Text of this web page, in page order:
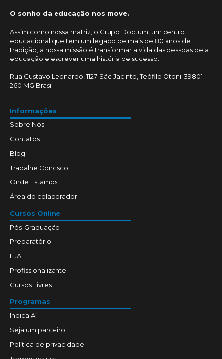
O sonho da educação nos move.
Assim como nossa matriz, o Grupo Doctum, um centro
educacional que tem um legado de mais de 80 anos de
tradição, a nossa missão é transformar a vida das pessoas pela
educação e escrever uma história de sucesso.
Rua Gustavo Leonardo, 1127-São Jacinto, Teófilo Otoni-39801-
260 MG Brasil
Informações
Sobre Nós
Contatos
Blog
Trabalhe Conosco
Onde Estamos
Área do colaborador
Cursos Online
Pós-Graduação
Preparatório
EJA
Profissionalizante
Cursos Livres
Programas
Indica Aí
Seja um parceiro
Política de privacidade